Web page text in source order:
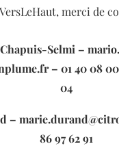
merci de
Selmi –
– 01 40 08 00
04
–
86 97 62 91